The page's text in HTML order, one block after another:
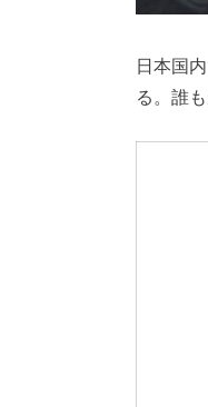
日本国
る。誰